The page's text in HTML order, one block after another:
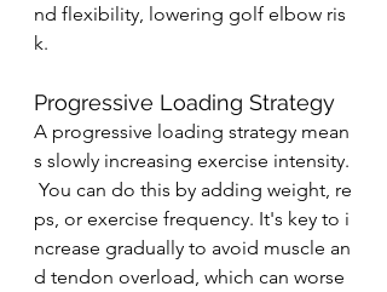
nd flexibility, lowering golf elbow ris
k.
Progressive Loading Strategy
A progressive loading strategy mean
s slowly increasing exercise intensity.
You can do this by adding weight, re
ps, or exercise frequency. It's key to i
ncrease gradually to avoid muscle an
d tendon overload, which can worse